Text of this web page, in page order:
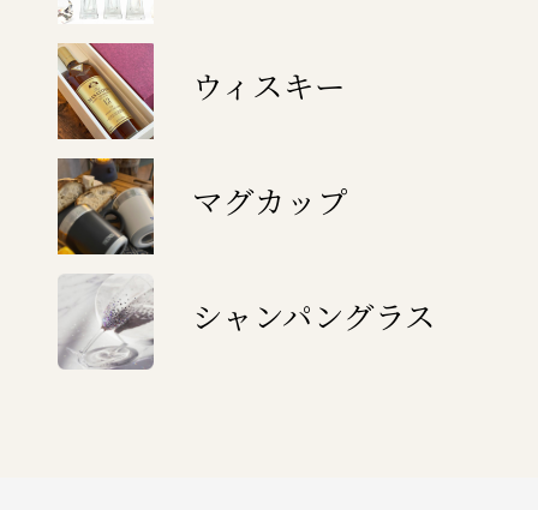
ウィスキー
マグカップ
シャンパングラス